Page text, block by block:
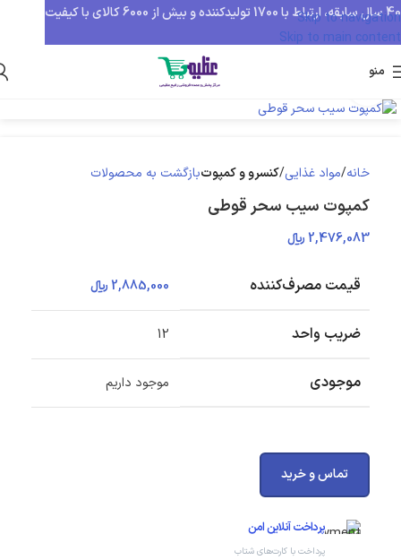
Skip to navigation
Skip to main content
منو
خانه مواد غذایی کنسرو و کمپوتبازگشت به محصولات
کمپوت سیب سحر قوطی
2,476,083 ﷼
قیمت مصرف‌کننده 2,885,000 ﷼
ضریب واحد 12
موجودی موجود داریم
تماس و خرید
پرداخت آنلاین امن
پرداخت با کارت‌های شتاب
40 سال سابقه، ارتباط با 1700 تولیدکننده و بیش از 6000 کالای با کیفیت